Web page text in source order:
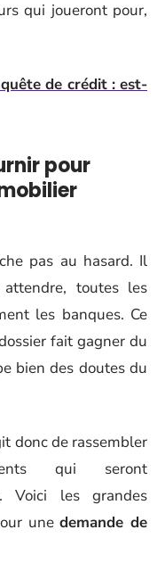
qui joueront pour,
de crédit : est-
pour
pas au hasard. Il
toutes les
les banques. Ce
fait gagner du
bien des doutes du
donc de rassembler
qui seront
Voici les grandes
unedemande de